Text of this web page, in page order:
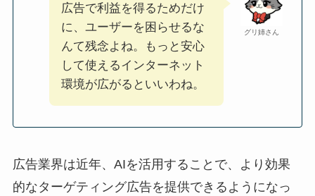
グリ姉さん
広告で利益を得るためだけ
に、ユーザーを困らせるな
んて残念よね。もっと安心
して使えるインターネット
環境が広がるといいわね。
広告業界は近年、AIを活用することで、より効果
的なターゲティング広告を提供できるようになっ